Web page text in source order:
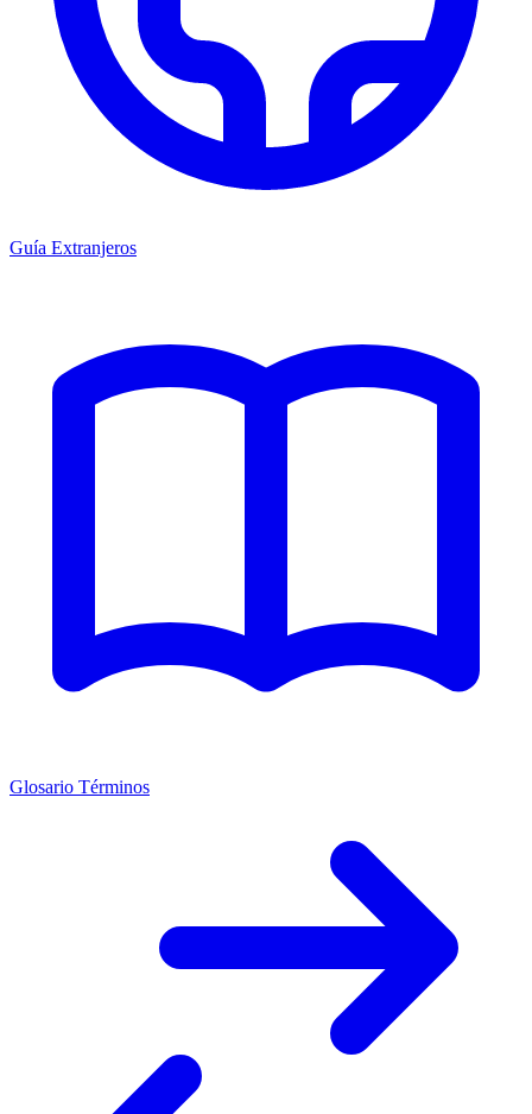
Guía Extranjeros
Glosario Términos